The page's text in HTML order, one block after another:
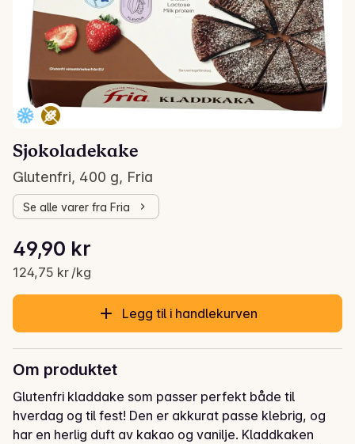
Sjokoladekake
Glutenfri, 400 g, Fria
Se alle varer fra Fria
Gjeldende pris er: 49,90 kr
49,90 kr
124,75 kr /kg
Stykkpris: 124,75 kr /kg
Legg til i handlekurven
Om produktet
Glutenfri kladdake som passer perfekt både til
hverdag og til fest! Den er akkurat passe klebrig, og
har en herlig duft av kakao og vanilje. Kladdkaken